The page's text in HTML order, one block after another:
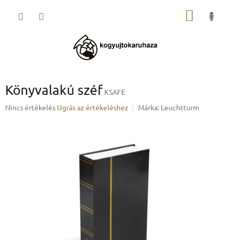
KOSÁR
Könyvalakú széf KSAFE
A
Nincs értékelés Ugrás az értékeléshez Márka: Leuchtturm